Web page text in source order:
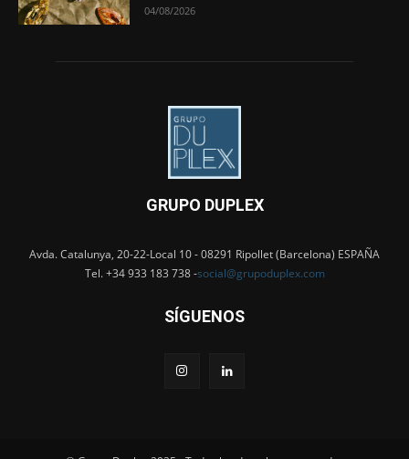
04/08/2026
GRUPO DUPLEX
Avda. Catalunya, 20-22-Local 10 - 08291 Ripollet (Barcelona) ESPAÑA
Tel. +34 933 183 738 -social@grupoduplex.com
SÍGUENOS